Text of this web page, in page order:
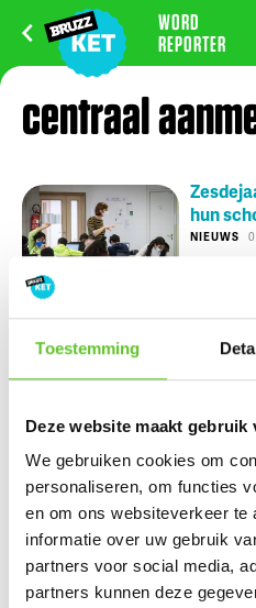
Toestemming
Deze website maakt gebruik
We gebruiken cookies om
personaliseren, om functies
en om ons websiteverkeer te
informatie over uw gebruik
partners voor social media,
partners kunnen deze
WORD
REPORTER
centraal
hun
NIEUWS
Nu op BRUZZ Ket
Ketportret: Amel verbreekt
climbers
Dagje Zuidfoor? Win een
Zonsverduistering en een
augustus